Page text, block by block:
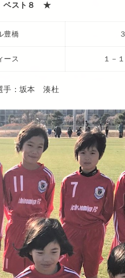
スト８ ★
豊橋
ース １－
手：坂本 湊杜